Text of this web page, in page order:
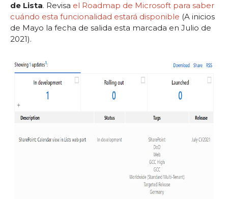
de Lista. Revisa el Roadmap de Microsoft para saber
cuándo esta funcionalidad estará disponible (A inicios
de Mayo la fecha de salida esta marcada en Julio de
2021).